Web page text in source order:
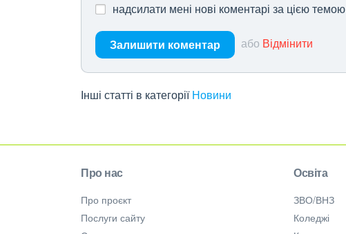
надсилати мені нові коментарі за цією темою
Залишити коментар або Відмінити
Інші статті в категорії Новини
Про нас
Про проєкт
Послуги сайту
Освіта
ЗВО/ВНЗ
Коледжі